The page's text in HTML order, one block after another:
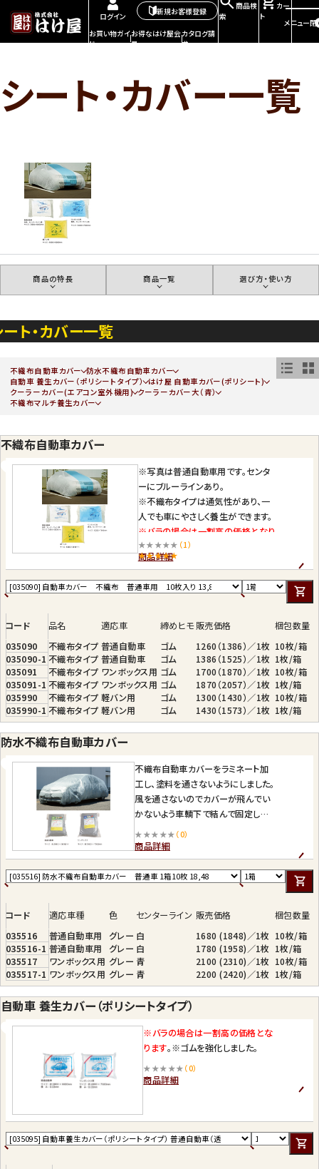
ログイン
新規お客様登録
お買い物ガイ
ド
お得なはけ屋会
員
カタログ請
求
商品検
索
カー
ト
メニュー閉
シート・カバー一覧
商品の特長 商品一覧 選び方・使い方
ト・カバー一覧
不織布自動車カバー 防水不織布自動車カバー
自動車 養生カバー（ポリシートタイプ） はけ屋 自動車カバー(ポリシート)
クーラーカバー(エアコン室外機用) クーラーカバー大（青）
不織布マルチ養生カバー
不織布自動車カバー
※写真は普通自動車用です。センタ
ーにブルーラインあり。
※不織布タイプは通気性があり、一
人でも車にやさしく養生ができます。
※バラの場合は一割高の価格となり
ます。
★★★★★ （1）
商品詳細
コード 品名 適応車 締めヒモ販売価格
梱包数量
035090
不織布タイプ 普通自動車 ゴム 1260（1386）／1枚 10枚/箱
035090-1 不織布タイプ 普通自動車 ゴム 1386（1525）／1枚 1枚/箱
035091
不織布タイプ ワンボックス用 ゴム 1700（1870）／1枚 10枚/箱
035091-1 不織布タイプ ワンボックス用 ゴム 1870（2057）／1枚 1枚/箱
035990
不織布タイプ 軽バン用 ゴム 1300（1430）／1枚 10枚/箱
035990-1 不織布タイプ 軽バン用 ゴム 1430（1573）／1枚 1枚/箱
防水不織布自動車カバー
不織布自動車カバーをラミネート加
工し、塗料を通さないようにしました。
風を通さないのでカバーが飛んでい
かないよう車輌下で結んで固定しま
センターライン入りで被せやすい。
★★★★★ （0）
商品詳細
コード 適応車種 色 センターライン 販売価格
梱包数量
035516
普通自動車用 グレー 白 1680 (1848)／1枚 10枚/箱
035516-1 普通自動車用 グレー 白 1780 (1958)／1枚 1枚/箱
035517
ワンボックス用 グレー 青 2100 (2310)／1枚 10枚/箱
035517-1 ワンボックス用 グレー 青 2200 (2420)／1枚 1枚/箱
自動車 養生カバー（ポリシートタイプ）
※バラの場合は一割高の価格とな
ります。※ゴムを強化しました。
★★★★★ （0）
商品詳細